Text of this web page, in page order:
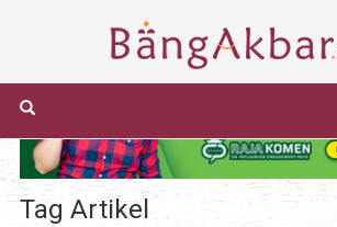
Tag Artikel